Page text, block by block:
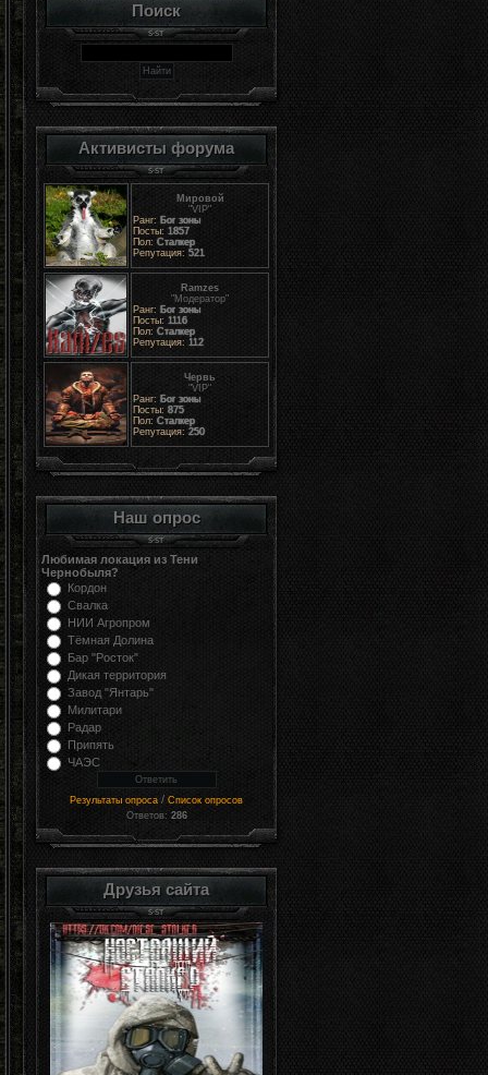
Поиск
Активисты форума
Мировой
"VIP"
Ранг: Бог зоны
Посты: 1857
Пол: Сталкер
Репутация: 521
Ramzes
"Модератор"
Ранг: Бог зоны
Посты: 1116
Пол: Сталкер
Репутация: 112
Червь
"VIP"
Ранг: Бог зоны
Посты: 875
Пол: Сталкер
Репутация: 250
Наш опрос
Любимая локация из Тени
Чернобыля?
Кордон
Свалка
НИИ Агропром
Тёмная Долина
Бар "Росток"
Дикая территория
Завод "Янтарь"
Милитари
Радар
Припять
ЧАЭС
Результаты опроса / Список опросов
Ответов: 286
Друзья сайта